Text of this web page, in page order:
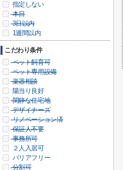
指定しない
本日
3日以内
1週間以内
こだわり条件
ペット飼育可
ペット専用設備
楽器相談
陽当り良好
閑静な住宅地
デザイナーズ
リノベーション済
保証人不要
事務所可
２人入居可
バリアフリー
分割可